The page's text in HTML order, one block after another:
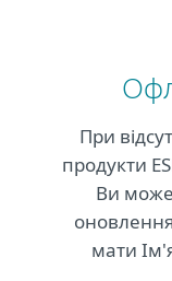
При
продукти
Ви
мати